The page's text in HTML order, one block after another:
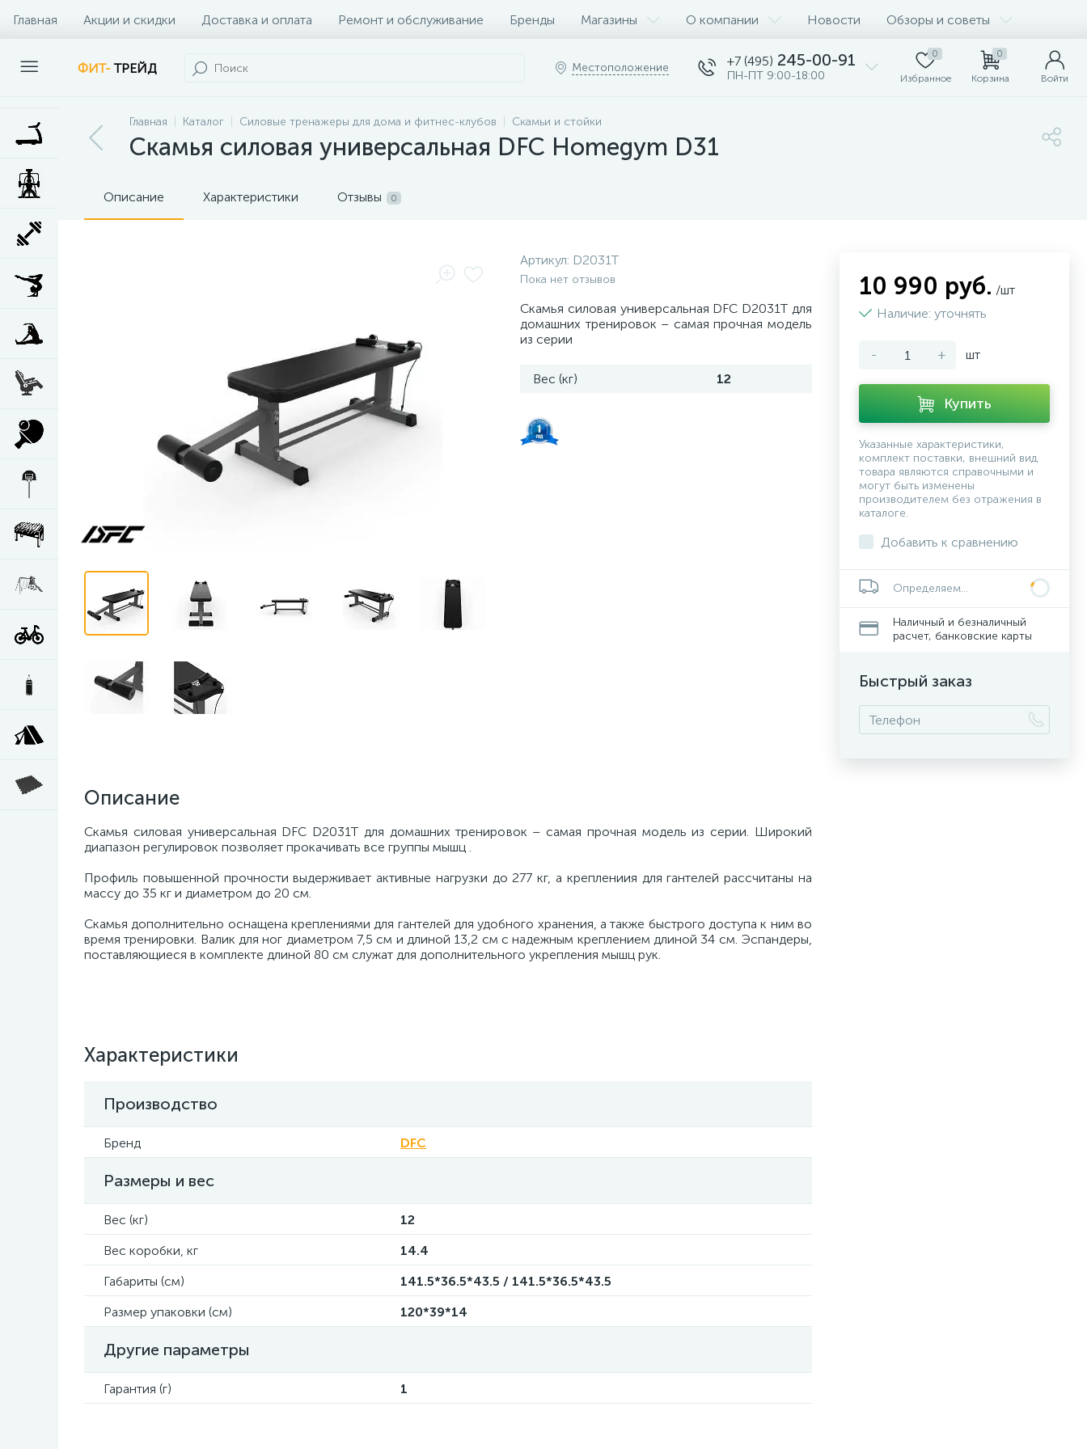
Главная Акции и скидки Доставка и оплата Ремонт и обслуживание Бренды Магазины О компании Новости Обзоры и советы
Наши клиенты Контакты
ФИТ-ТРЕЙД Местоположение +7 (495) 245-00-91
ПН-ПТ 9:00-18:00
0
Избранное
0
Корзина Войти
Главная Каталог Силовые тренажеры для дома и фитнес-клубов Скамьи и стойки
Скамья силовая универсальная DFC Homegym D31
Описание Характеристики Отзывы 0
Артикул: D2031T
Пока нет отзывов
Скамья силовая универсальная DFC D2031T для
домашних тренировок – самая прочная модель
из серии
Вес (кг) 12
Описание
Скамья силовая универсальная DFC D2031T для домашних тренировок – самая прочная модель из серии. Широкий
диапазон регулировок позволяет прокачивать все группы мышц .
Профиль повышенной прочности выдерживает активные нагрузки до 277 кг, а креплениия для гантелей рассчитаны на
массу до 35 кг и диаметром до 20 см.
Скамья дополнительно оснащена креплениями для гантелей для удобного хранения, а также быстрого доступа к ним во
время тренировки. Валик для ног диаметром 7,5 см и длиной 13,2 см с надежным креплением длиной 34 см. Эспандеры,
поставляющиеся в комплекте длиной 80 см служат для дополнительного укрепления мышц рук.
Характеристики
Производство
Бренд DFC
Размеры и вес
Вес (кг)
12
Вес коробки, кг
14.4
Габариты (см)
141.5*36.5*43.5 / 141.5*36.5*43.5
Размер упаковки (см)
120*39*14
Другие параметры
Гарантия (г) 1
10 990 руб. /шт
Наличие: уточнять
- + шт
Купить
Указанные характеристики,
комплект поставки, внешний вид
товара являются справочными и
могут быть изменены
производителем без отражения в
каталоге.
Добавить к сравнению
Определяем...
Наличный и безналичный
расчет, банковские карты
Быстрый заказ